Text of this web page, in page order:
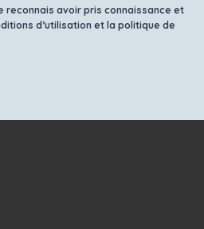
reconnais avoir pris connaissance et
d’utilisation et la politique de